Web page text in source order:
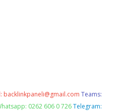
backlinkpaneli@gmail.com Teams:
0262 606 0 726 Telegram: